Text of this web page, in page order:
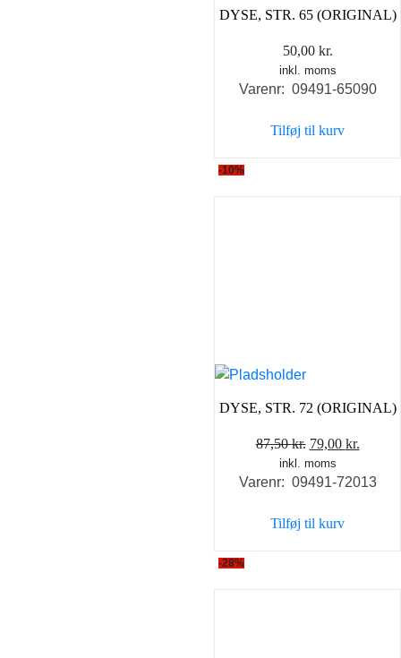
DYSE, STR. 65 (ORIGINAL)
50,00 kr.
inkl. moms
Varenr: 09491-65090
Tilføj til kurv
-10%
DYSE, STR. 72 (ORIGINAL)
87,50kr. Den
oprindelige
pris
87,50 kr..
79,00 kr.
pris
inkl. moms
Varenr: 09491-72013
Tilføj til kurv
-28%